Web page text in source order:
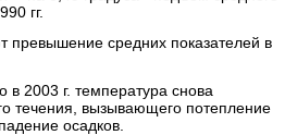
гг.
средних показателей в
в 2003 г. температура снова
течения, вызывающего потепление
осадков.